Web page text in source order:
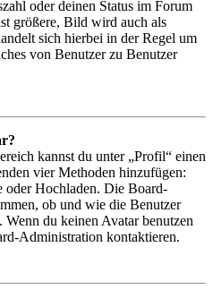
oder deinen Status im Forum
größere, Bild wird auch als
sich hierbei in der Regel um
von Benutzer zu Benutzer
kannst du unter „Profil“ einen
vier Methoden hinzufügen:
oder Hochladen. Die Board-
ob und wie die Benutzer
Wenn du keinen Avatar benutzen
Administration kontaktieren.